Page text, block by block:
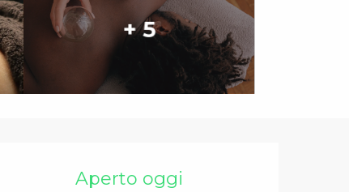
+ 5
Orari e contatti
Aperto oggi